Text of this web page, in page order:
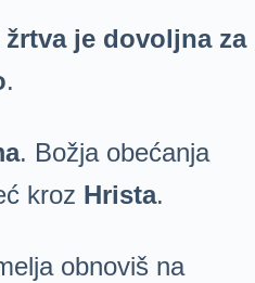
je dovoljna za
.
. Božja obećanja
kroz Hrista.
obnoviš na